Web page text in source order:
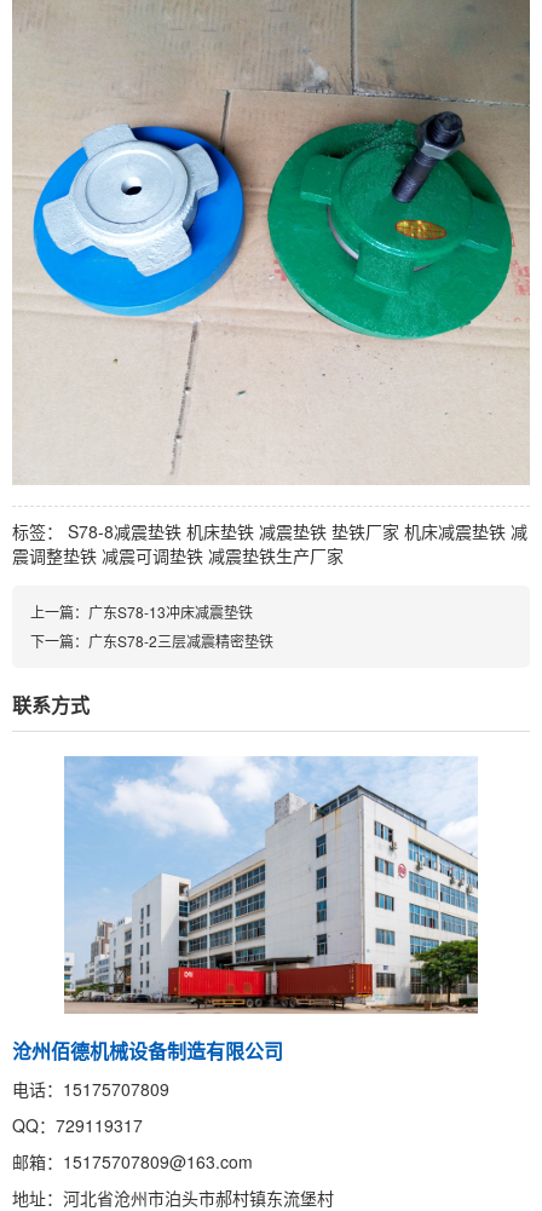
标签： S78-8减震垫铁 机床垫铁 减震垫铁 垫铁厂家 机床减震垫铁 减
震调整垫铁 减震可调垫铁 减震垫铁生产厂家
上一篇： 广东S78-13冲床减震垫铁
下一篇： 广东S78-2三层减震精密垫铁
联系方式
沧州佰德机械设备制造有限公司
电话：15175707809
QQ：729119317
邮箱：15175707809@163.com
地址：河北省沧州市泊头市郝村镇东流堡村